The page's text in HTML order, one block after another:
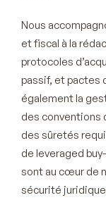
Nous
et fiscal à la
protocoles
passif, et pactes
également la
des conventions
des sûretés
de leveraged
sont au cœur de
sécurité